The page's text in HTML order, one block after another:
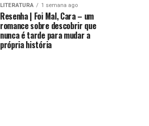
LITERATURA 1 semana ago
Resenha | Foi Mal, Cara – um
romance sobre descobrir que
nunca é tarde para mudar a
própria história